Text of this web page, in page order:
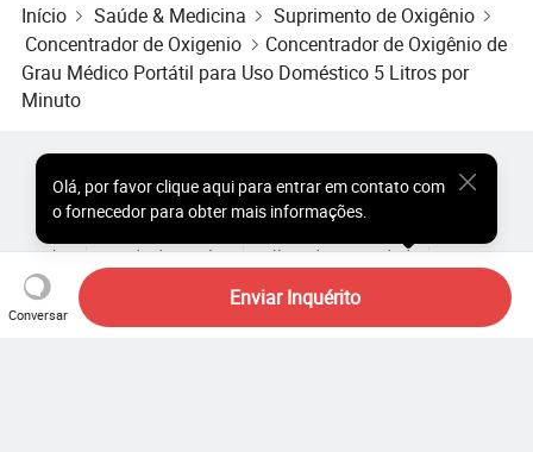
Início Saúde & Medicina
Suprimento de Oxigênio
Concentrador de Oxigenio
Concentrador de Oxigênio de
Grau Médico Portátil para Uso Doméstico 5 Litros por
Minuto
Conversar
Enviar Inquérito
Olá, por favor clique aqui para entrar em contato com
o fornecedor para obter mais informações.
Produtos Quentes por Atacado
Comprador de Estrela
Percepções
Sobre
Acordo do Usuário Política de Privacidade
Contato
Copyright © 2026 Focus Technology Co., Ltd. All Rights Reserved